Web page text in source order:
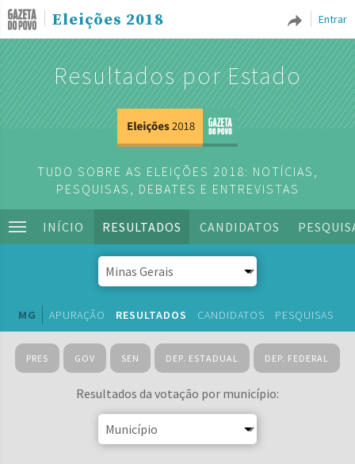
Entrar
Eleições 2018
Resultados por Estado
TUDO SOBRE AS ELEIÇÕES 2018: NOTÍCIAS,
PESQUISAS, DEBATES E ENTREVISTAS
INÍCIO RESULTADOS CANDIDATOS
MG APURAÇÃO RESULTADOS CANDIDATOS PESQUISAS
PRES GOV SEN DEP. ESTADUAL DEP. FEDERAL
Resultados da votação por município: